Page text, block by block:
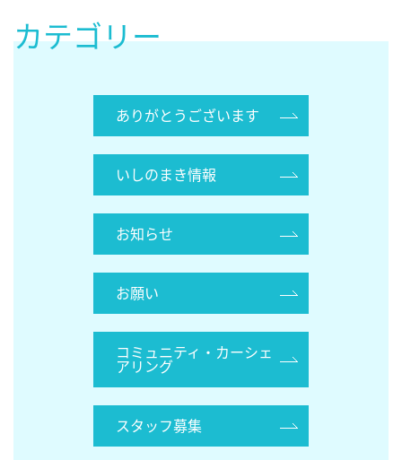
カテゴリー
ありがとうございます
いしのまき情報
お知らせ
お願い
コミュニティ・カーシェ
アリング
スタッフ募集